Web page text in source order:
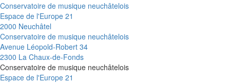
Conservatoire de musique neuchâtelois
Espace de l'Europe 21
2000 Neuchâtel
Conservatoire de musique neuchâtelois
Avenue Léopold-Robert 34
2300 La Chaux-de-Fonds
Conservatoire de musique neuchâtelois
Espace de l'Europe 21